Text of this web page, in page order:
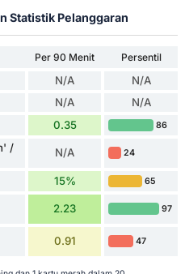
Statistik Pelanggaran
Per 90 Menit
Persentil
N/A N/A
N/A N/A
0.35 86
/
N/A 24
15% 65
2.23 97
0.91 47